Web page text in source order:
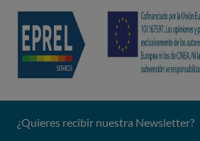
¿Quieres recibir nuestra Newsletter?